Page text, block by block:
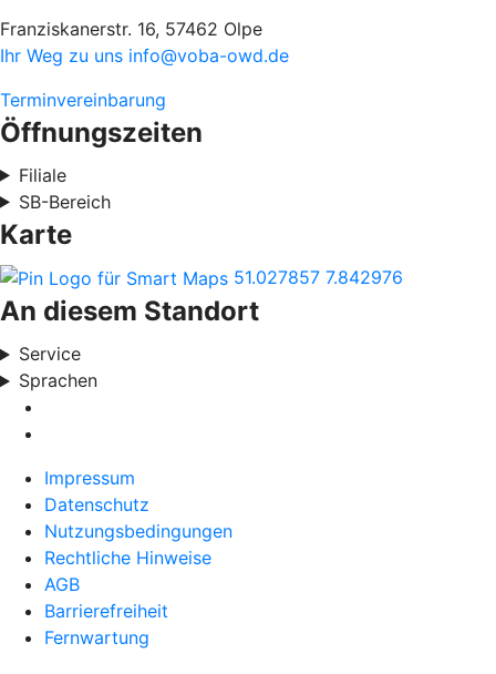
Franziskanerstr. 16, 57462 Olpe
Ihr Weg zu uns info@voba-owd.de
Terminvereinbarung
Öffnungszeiten
Filiale
SB-Bereich
Karte
51.027857 7.842976
An diesem Standort
Service
Sprachen
Impressum
Datenschutz
Nutzungsbedingungen
Rechtliche Hinweise
AGB
Barrierefreiheit
Fernwartung